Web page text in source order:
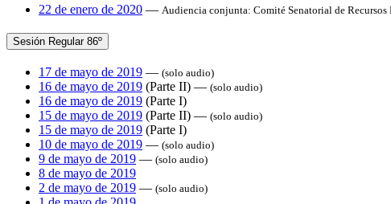
22 de enero de 2020 — Audiencia conjunta: Comité Senatorial de
Sesión Regular 86º
17 de mayo de 2019 — (solo audio)
16 de mayo de 2019 (Parte II) — (solo audio)
16 de mayo de 2019 (Parte I)
15 de mayo de 2019 (Parte II) — (solo audio)
15 de mayo de 2019 (Parte I)
10 de mayo de 2019 — (solo audio)
9 de mayo de 2019 — (solo audio)
8 de mayo de 2019
2 de mayo de 2019 — (solo audio)